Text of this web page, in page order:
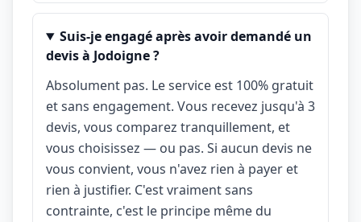
Suis-je engagé après avoir demandé un
devis à Jodoigne ?
Absolument pas. Le service est 100% gratuit
et sans engagement. Vous recevez jusqu'à 3
devis, vous comparez tranquillement, et
vous choisissez — ou pas. Si aucun devis ne
vous convient, vous n'avez rien à payer et
rien à justifier. C'est vraiment sans
contrainte, c'est le principe même du